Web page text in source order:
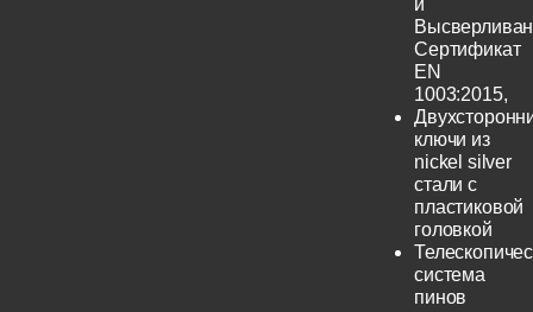
и
Сертификат
EN
1003:2015,
ключи из
nickel silver
стали с
пластиковой
головкой
система
пинов